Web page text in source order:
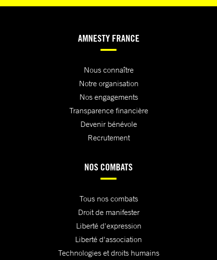
AMNESTY FRANCE
Nous connaître
Notre organisation
Nos engagements
Transparence financière
Devenir bénévole
Recrutement
NOS COMBATS
Tous nos combats
Droit de manifester
Liberté d'expression
Liberté d'association
Technologies et droits humains